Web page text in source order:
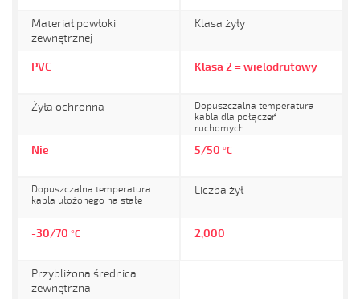
Materiał powłoki
zewnętrznej
PVC
Klasa żyły
Klasa 2 = wielodrutowy
Żyła ochronna
Nie
Dopuszczalna temperatura
kabla dla połączeń
ruchomych
5/50 °C
Dopuszczalna temperatura
kabla ułożonego na stałe
-30/70 °C
Liczba żył
2,000
Przybliżona średnica
zewnętrzna